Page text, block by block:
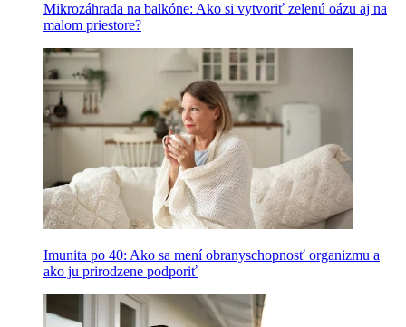
Mikrozáhrada na balkóne: Ako si vytvoriť zelenú oázu aj na
malom priestore?
Imunita po 40: Ako sa mení obranyschopnosť organizmu a
ako ju prirodzene podporiť